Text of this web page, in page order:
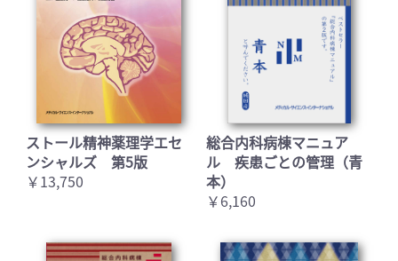
お買い物を続ける カートへ進む
ストール精神薬理学エセ
ンシャルズ 第5版
￥13,750
総合内科病棟マニュア
ル 疾患ごとの管理（青
本）
￥6,160